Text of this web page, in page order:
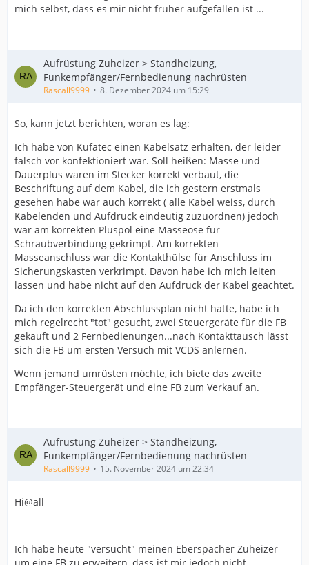
mich selbst, dass es mir nicht früher aufgefallen ist ...
Aufrüstung Zuheizer > Standheizung,
Funkempfänger/Fernbedienung nachrüsten
Rascall9999 8. Dezember 2024 um 15:29
So, kann jetzt berichten, woran es lag:
Ich habe von Kufatec einen Kabelsatz erhalten, der leider
falsch vor konfektioniert war. Soll heißen: Masse und
Dauerplus waren im Stecker korrekt verbaut, die
Beschriftung auf dem Kabel, die ich gestern erstmals
gesehen habe war auch korrekt ( alle Kabel weiss, durch
Kabelenden und Aufdruck eindeutig zuzuordnen) jedoch
war am korrekten Pluspol eine Masseöse für
Schraubverbindung gekrimpt. Am korrekten
Masseanschluss war die Kontakthülse für Anschluss im
Sicherungskasten verkrimpt. Davon habe ich mich leiten
lassen und habe nicht auf den Aufdruck der Kabel geachtet.
Da ich den korrekten Abschlussplan nicht hatte, habe ich
mich regelrecht "tot" gesucht, zwei Steuergeräte für die FB
gekauft und 2 Fernbedienungen...nach Kontakttausch lässt
sich die FB um ersten Versuch mit VCDS anlernen.
Wenn jemand umrüsten möchte, ich biete das zweite
Empfänger-Steuergerät und eine FB zum Verkauf an.
Aufrüstung Zuheizer > Standheizung,
Funkempfänger/Fernbedienung nachrüsten
Rascall9999 15. November 2024 um 22:34
Hi@all
Ich habe heute "versucht" meinen Eberspächer Zuheizer